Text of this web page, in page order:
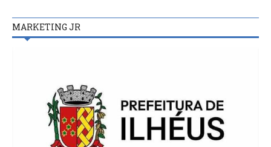
MARKETING JR